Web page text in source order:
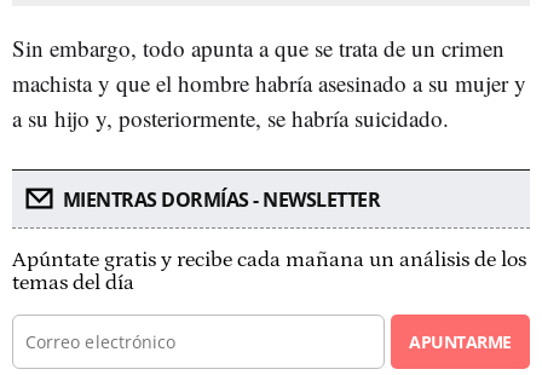
Sin embargo, todo apunta a que se trata de un crimen
machista y que el hombre habría asesinado a su mujer y
a su hijo y, posteriormente, se habría suicidado.
MIENTRAS DORMÍAS - NEWSLETTER
Apúntate gratis y recibe cada mañana un análisis de los
temas del día
APUNTARME